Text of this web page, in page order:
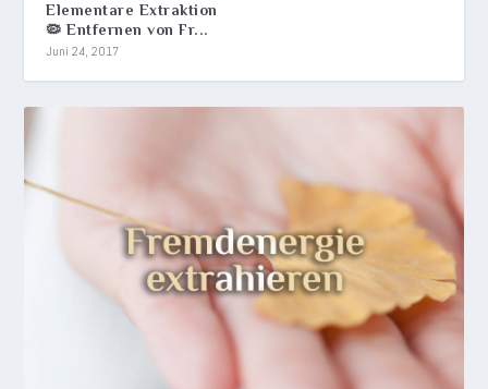
Elementare Extraktion
🦠 Entfernen von Fr...
Juni 24, 2017